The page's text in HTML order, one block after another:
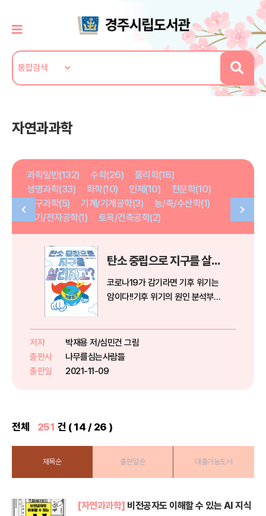
자연과과학
과학일반(132) 수학(26)
물리학(18)
생명과학(33)
화학(10) 인체(10)
천문학(10)
지구과학(5)
기계/기계공학(3)
농/축/수산학(1)
전기/전자공학(1)
토목/건축공학(2)
탄소 중립으로 지구를 살리자고?
코로나19가 감기라면 기후 위기는
암이다!!기후 위기의 원인 분석부터
지킴이들을 위한 최고의 환경 수업
왜 지구 기온이 올라갈까? / 빙하가
녹으면 우리나라도 잠길까?대...
저자
박재용 저/심민건 그림
출판사
나무를심는사람들
출판일
2021-11-09
전체 251 건 ( 14 / 26 )
제목순 출판일순 대출가능도서
[자연과과학] 비전공자도 이해할 수 있는 AI 지식